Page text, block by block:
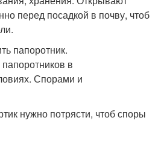
перед посадкой в почву, чтоб
нужно потрясти, чтоб споры